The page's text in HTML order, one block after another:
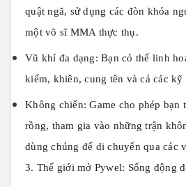
quật ngã, sử dụng các đòn khóa
một võ sĩ MMA thực thụ.
Vũ khí đa dạng: Bạn có thể linh
kiếm, khiên, cung tên và cả các kỹ
Không chiến: Game cho phép bạn
rồng, tham gia vào những trận
dùng chúng để di chuyển qua các
3. Thế giới mở Pywel: Sống động